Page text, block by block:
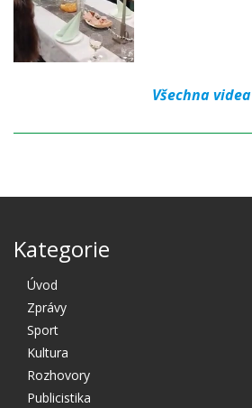
Všechna videa
Kategorie
Úvod
Zprávy
Sport
Kultura
Rozhovory
Publicistika